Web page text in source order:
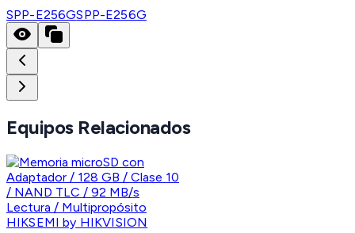
SPP-E256GSPP-E256G
Equipos Relacionados
HIKSEMI by HIKVISION